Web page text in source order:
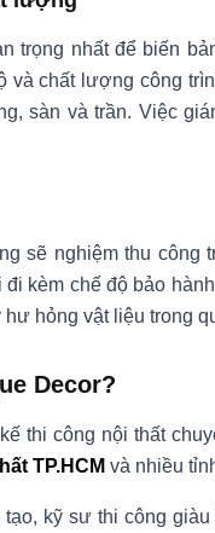
trọng nhất để biến
và chất lượng công
sàn và trần. Việc
sẽ nghiệm thu
kèm chế độ bảo
hỏng vật liệu trong
Decor?
thi công nội thất
TP.HCM và nhiều
kỹ sư thi công